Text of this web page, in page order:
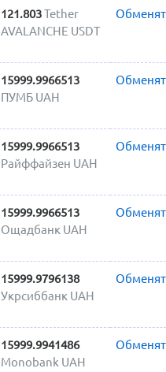
121.803Tether
AVALANCHE USDT
15999.9966513
ПУМБ UAH
15999.9966513
Райффайзен UAH
15999.9966513
Ощадбанк UAH
15999.9796138
Укрсиббанк UAH
15999.9941486
Monobank UAH